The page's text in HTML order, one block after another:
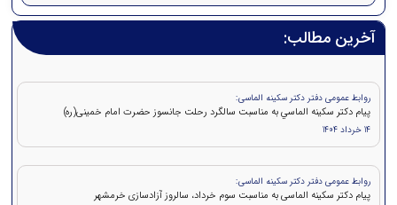
آخرین مطالب:
روابط عمومی دفتر دکتر سکینه الماسی:
پيام دکتر سكينه الماسي به مناسبت سالگرد رحلت جانسوز حضرت امام خمينی(ره)
14 خرداد 1404
روابط عمومی دفتر دکتر سکینه الماسی:
پیام دکتر سکینه الماسی به مناسبت سوم خرداد، سالروز آزادسازی خرمشهر